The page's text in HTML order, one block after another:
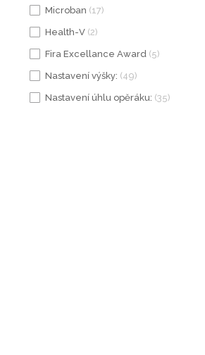
Microban (17)
Health-V (2)
Fira Excellance Award (5)
Nastavení výšky: (49)
Nastavení úhlu opěráku: (35)